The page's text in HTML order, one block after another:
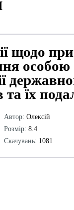
щодо
особою
та їх
Автор: Олексій
Розмір: 8.4
Скачувань: 1081